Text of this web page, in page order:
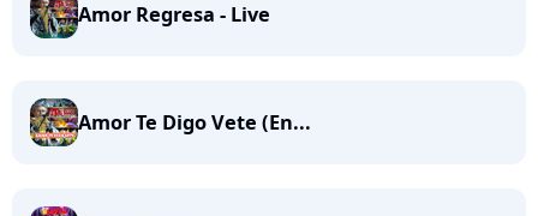
Amor Regresa - Live
Amor Te Digo Vete (En...